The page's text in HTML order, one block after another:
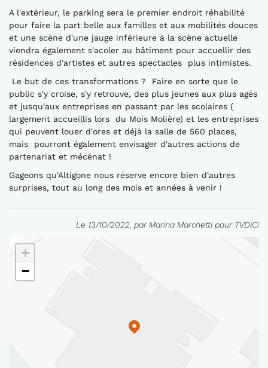
A l'extérieur, le parking sera le premier endroit réhabilité
pour faire la part belle aux familles et aux mobilités douces
et une scène d'une jauge inférieure à la scène actuelle
viendra également s'acoler au bâtiment pour accuellir des
résidences d'artistes et autres spectacles plus intimistes.
Le but de ces transformations ? Faire en sorte que le
public s'y croise, s'y retrouve, des plus jeunes aux plus agés
et jusqu'aux entreprises en passant par les scolaires (
largement accueillis lors du Mois Molière) et les entreprises
qui peuvent louer d'ores et déjà la salle de 560 places,
mais pourront également envisager d'autres actions de
partenariat et mécénat !
Gageons qu'Altigone nous réserve encore bien d'autres
surprises, tout au long des mois et années à venir !
Le 13/10/2022, par Marina Marchetti pour TVDiCi
+
−